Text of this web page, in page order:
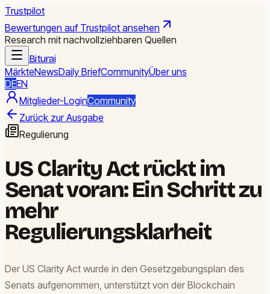
Trustpilot
Bewertungen auf Trustpilot ansehen
Research mit nachvollziehbaren Quellen
Biturai
MärkteNewsDaily BriefCommunityÜber uns
DEEN
Mitglieder-LoginCommunity
Zurück zur Ausgabe
Regulierung
US Clarity Act rückt im
Senat voran: Ein Schritt zu
mehr
Regulierungsklarheit
Der US Clarity Act wurde in den Gesetzgebungsplan des
Senats aufgenommen, unterstützt von der Blockchain